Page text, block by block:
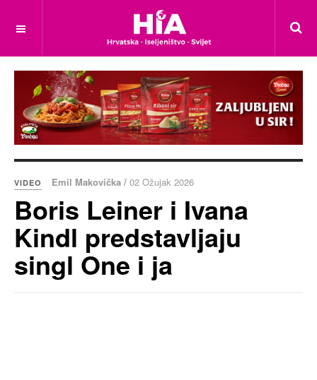
VIDEO Emil Makovička / 02 Ožujak 2026
Boris Leiner i Ivana
Kindl predstavljaju
singl One i ja